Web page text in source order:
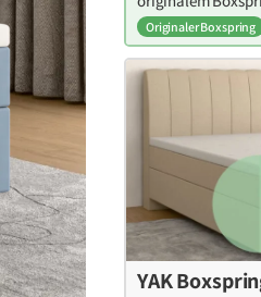
Originaler Boxspring
YAK